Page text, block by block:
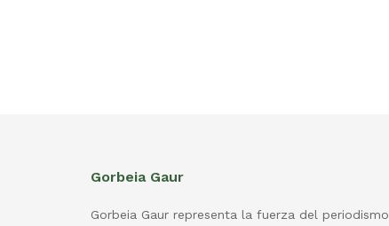
Gorbeia Gaur
Gorbeia Gaur representa la fuerza del periodismo